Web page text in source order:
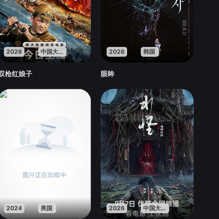
2026 中国大陆
枪红娘子
2026 韩国
眼眸
2024 美国 2026 中国大陆